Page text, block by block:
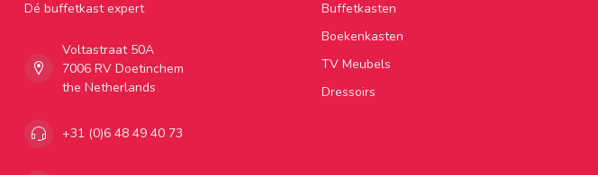
Dé buffetkast expert
Voltastraat 50A
7006 RV Doetinchem
the Netherlands
+31 (0)6 48 49 40 73
Buffetkasten
Boekenkasten
TV Meubels
Dressoirs